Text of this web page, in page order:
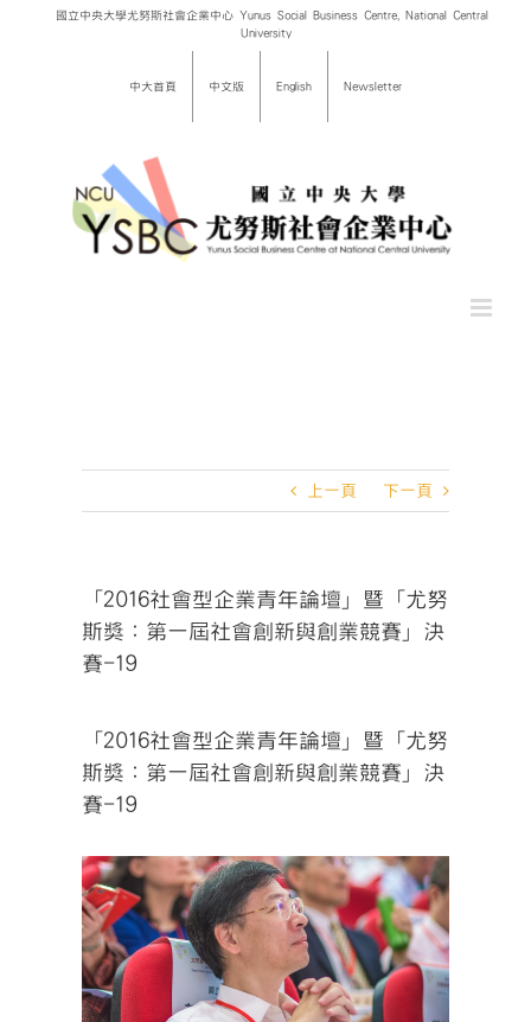
國立中央大學尤努斯社會企業中心 Yunus Social Business Centre, National Central
University
中大首頁 中文版 English Newsletter
上一頁 下一頁
「2016社會型企業青年論壇」暨「尤努
斯獎：第一屆社會創新與創業競賽」決
賽-19
「2016社會型企業青年論壇」暨「尤努
斯獎：第一屆社會創新與創業競賽」決
賽-19